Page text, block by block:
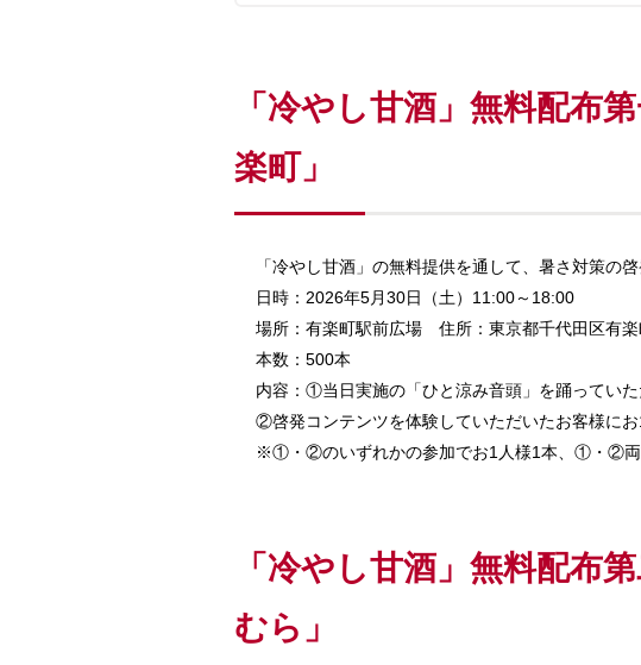
「冷やし甘酒」無料配
楽町」
「冷やし甘酒」の無料提供を通して、暑さ対策の啓
日時：2026年5月30日（土）11:00～18:00
場所：有楽町駅前広場 住所：東京都千代田区有楽
本数：500本
内容：①当日実施の「ひと涼み音頭」を踊ってい
②啓発コンテンツを体験していただいたお客様にお
※①・②のいずれかの参加でお1人様1本、①・②両
「冷やし甘酒」無料配布
むら」